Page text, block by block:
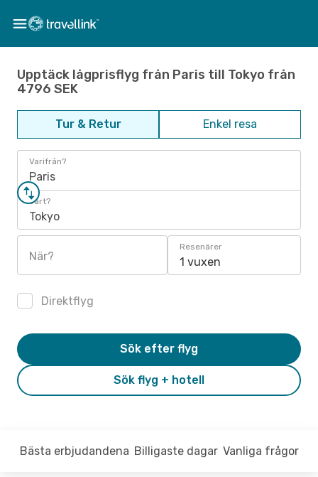
Upptäck lågprisflyg från Paris till Tokyo från
4796 SEK
Tur & Retur Enkel resa
Varifrån?
Paris
Vart?
Tokyo
När?
Resenärer
1 vuxen
Direktflyg
Sök flyg + hotell
Sök efter flyg
Bästa erbjudandena Billigaste dagar Vanliga frågor